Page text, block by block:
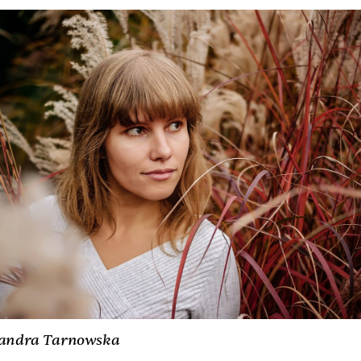
Tarnowska